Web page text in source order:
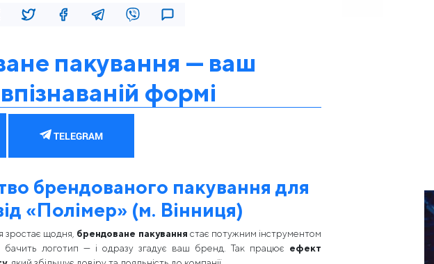
пакування — ваш
формі
TELEGRAM
брендованого пакування для
«Полімер» (м. Вінниця)
зростає щодня, брендоване пакування стає потужним інструментом
бачить логотип — і одразу згадує ваш бренд. Так працює ефект